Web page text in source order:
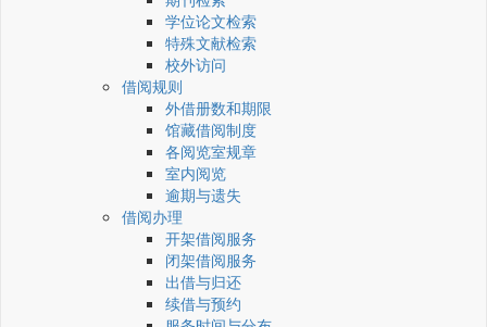
学位论文检索
特殊文献检索
校外访问
借阅规则
外借册数和期限
馆藏借阅制度
各阅览室规章
室内阅览
逾期与遗失
借阅办理
开架借阅服务
闭架借阅服务
出借与归还
续借与预约